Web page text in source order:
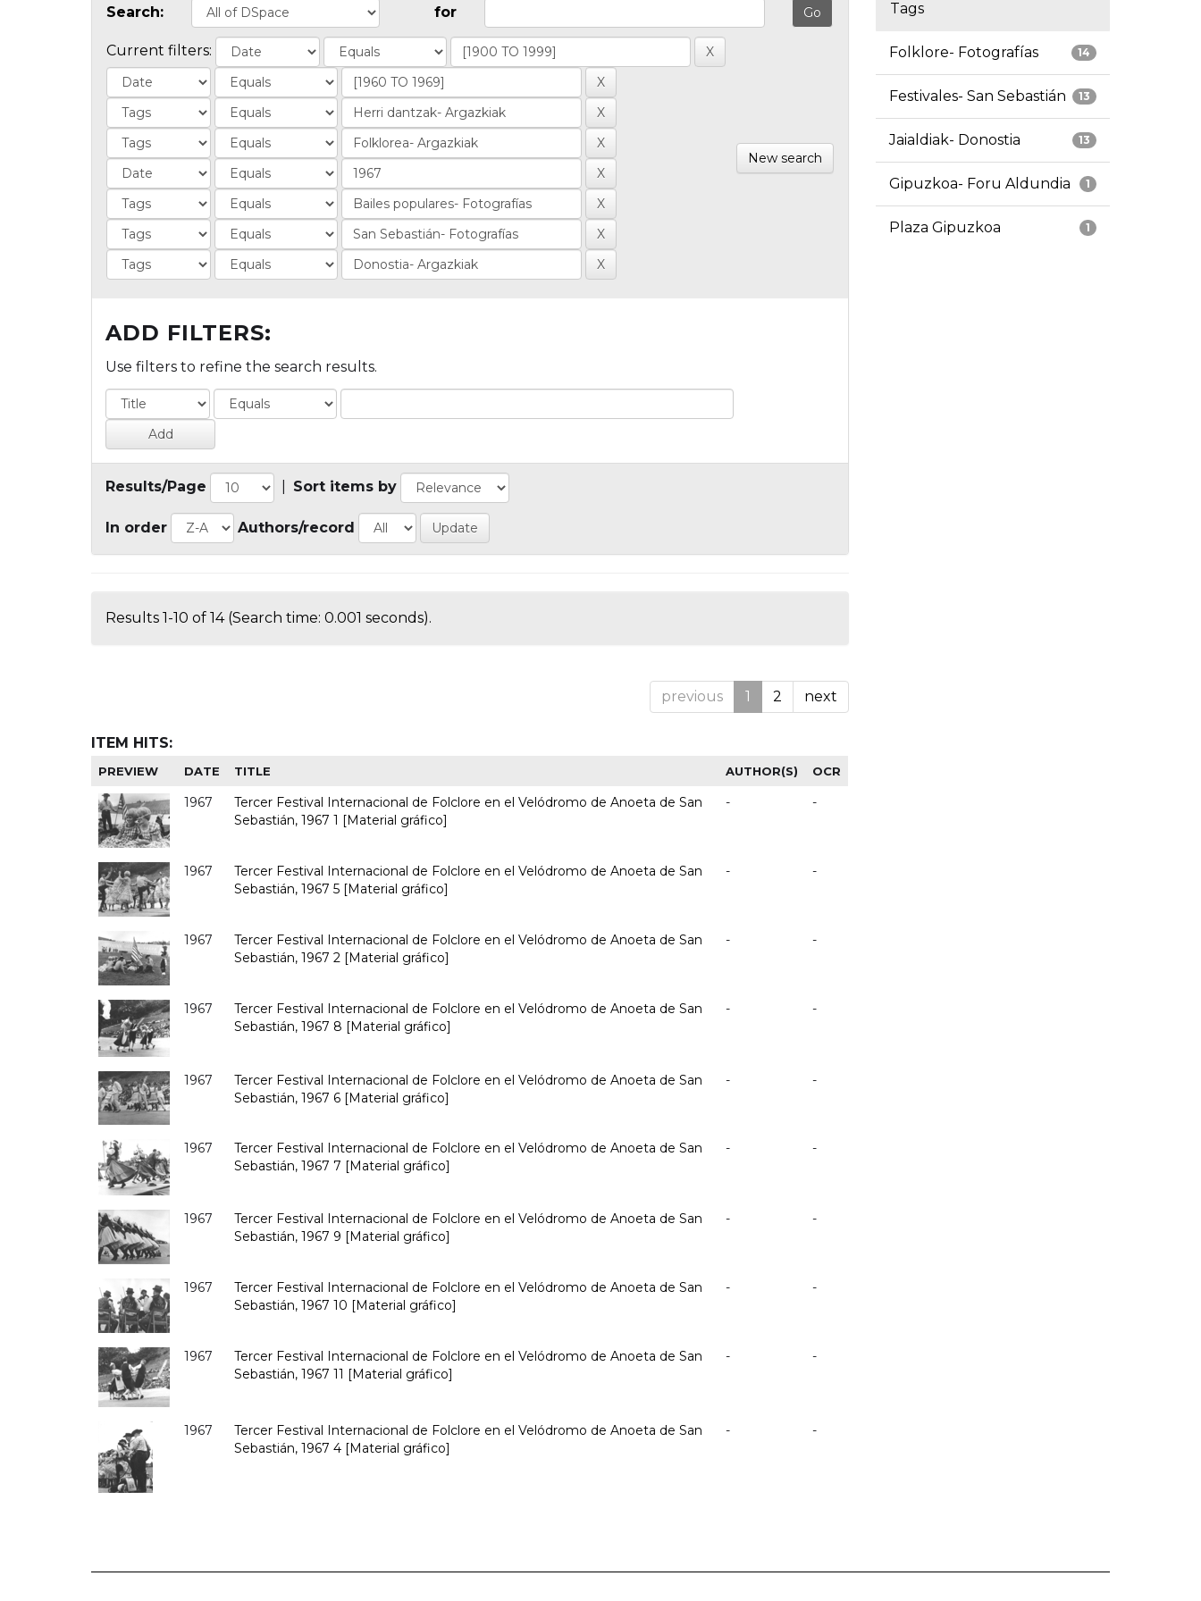
Search: for
Current filters:
New search
ADD FILTERS:
Use filters to refine the search results.
Results/Page Sort items by
In order Authors/record
Results 1-10 of 14 (Search time: 0.001 seconds).
previous 1 2 next
ITEM HITS:
PREVIEW DATE TITLE AUTHOR(S) OCR
1967
Tercer Festival Internacional de Folclore en el Velódromo de Anoeta de San
Sebastián, 1967 1 [Material gráfico]
- -
1967
Tercer Festival Internacional de Folclore en el Velódromo de Anoeta de San
Sebastián, 1967 5 [Material gráfico]
- -
1967
Tercer Festival Internacional de Folclore en el Velódromo de Anoeta de San
Sebastián, 1967 2 [Material gráfico]
- -
1967
Tercer Festival Internacional de Folclore en el Velódromo de Anoeta de San
Sebastián, 1967 8 [Material gráfico]
- -
1967
Tercer Festival Internacional de Folclore en el Velódromo de Anoeta de San
Sebastián, 1967 6 [Material gráfico]
- -
1967
Tercer Festival Internacional de Folclore en el Velódromo de Anoeta de San
Sebastián, 1967 7 [Material gráfico]
- -
1967
Tercer Festival Internacional de Folclore en el Velódromo de Anoeta de San
Sebastián, 1967 9 [Material gráfico]
- -
1967
Tercer Festival Internacional de Folclore en el Velódromo de Anoeta de San
Sebastián, 1967 10 [Material gráfico]
- -
1967
Tercer Festival Internacional de Folclore en el Velódromo de Anoeta de San
Sebastián, 1967 11 [Material gráfico]
- -
1967
Tercer Festival Internacional de Folclore en el Velódromo de Anoeta de San
Sebastián, 1967 4 [Material gráfico]
- -
Tags
14
Folklore- Fotografías
13
Festivales- San Sebastián
13
Jaialdiak- Donostia
1
Gipuzkoa- Foru Aldundia
1
Plaza Gipuzkoa